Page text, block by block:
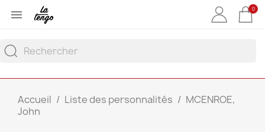
 0
Accueil Liste des personnalités
MCENROE,
John